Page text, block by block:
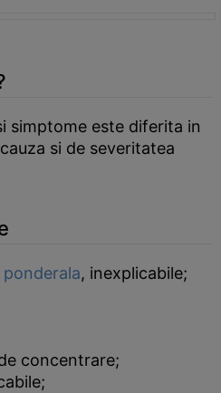
simptome este diferita in
si de severitatea
, inexplicabile;
concentrare;